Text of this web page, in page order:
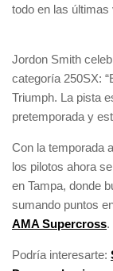
todo en las últimas
Jordon Smith
categoría 250SX:
Triumph. La pista
pretemporada y
Con la temporada
los pilotos ahora
en Tampa, donde
sumando puntos
AMA Supercross.
Podría interesarte: